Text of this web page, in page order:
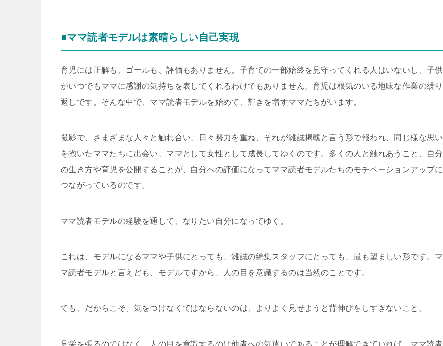
■ママ読者モデルは素晴らしい自己実現
育児には正解も、ゴールも、評価もありません。子育ての一部始終を見守ってくれる人はいないし、子供
がいつでもママに感謝の気持ちを表してくれるわけでもありません。育児は根気のいる地味な作業の繰り
返しです。そんな中で、ママ読者モデルを始めて、輝きを増すママたちがいます。
撮影で、さまざまな人々と触れ合い、日々努力を重ね、それが雑誌掲載と言う形で報われ、同じ様な思い
を抱いたママたちに出会い、ママとして女性として成長してゆくのです。多くの人と触れあうこと、自分
の生き方や育児を公開することが、自分への評価になってママ読者モデルたちのモチベーションアップに
つながっているのです。
ママ読者モデルの経験を通して、なりたい自分になってゆく。
これは、モデルになるママや子供にとっても、雑誌の編集スタッフにとっても、最も望ましい形です。マ
マ読者モデルと言えども、モデルですから、人の目を意識するのは当然のことです。
でも、だからこそ、気をつけなくてはならないのは、よりよく見せようと背伸びをしすぎないこと。
見栄を張るのではなく、人の目を意識するのは他者への気遣いであることが理解できていれば、ママ読者